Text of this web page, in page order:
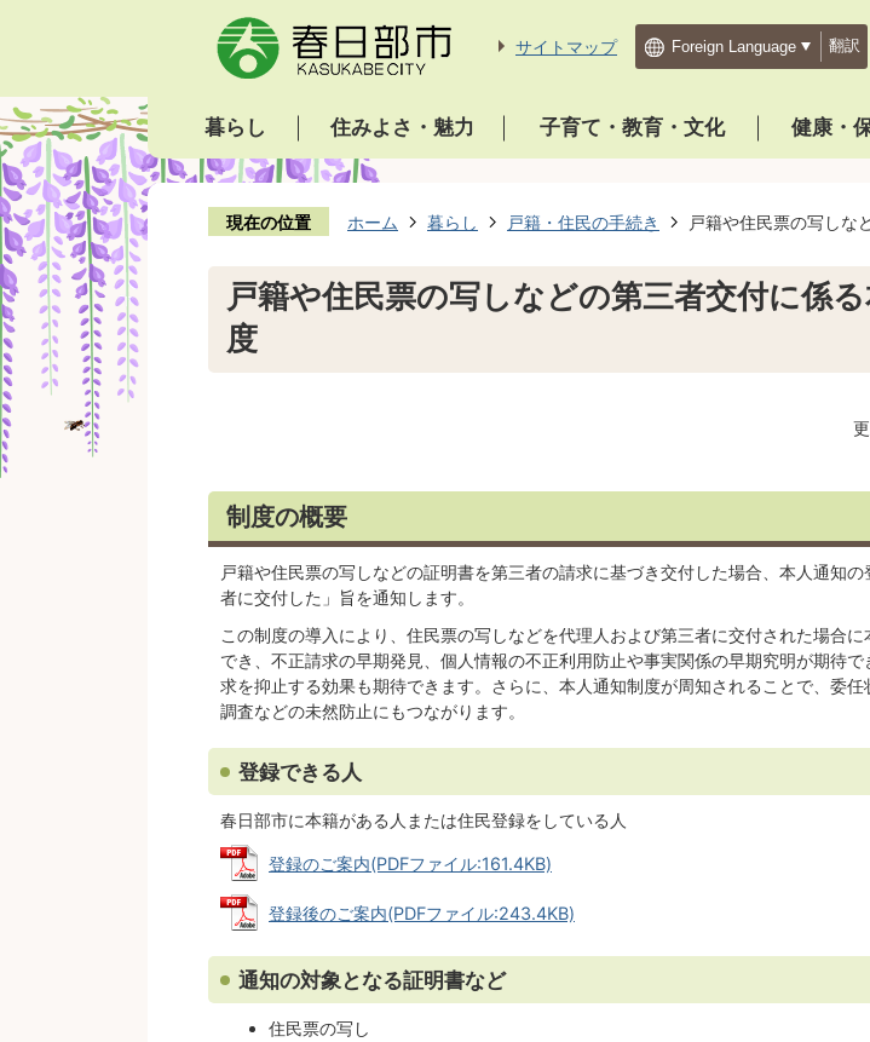
サイトマップ 翻訳
暮らし 住みよさ・魅力 子育て・教育・文化 健康・
現在の位置 ホーム 暮らし 戸籍・住民の手続き 戸籍や住民票の写しな
戸籍や住民票の写しなどの第三者交付に係る
度
制度の概要
戸籍や住民票の写しなどの証明書を第三者の請求に基づき交付した場合、本人通知
者に交付した」旨を通知します。
この制度の導入により、住民票の写しなどを代理人および第三者に交付された場合
でき、不正請求の早期発見、個人情報の不正利用防止や事実関係の早期究明が期待
求を抑止する効果も期待できます。さらに、本人通知制度が周知されることで、委
調査などの未然防止にもつながります。
登録できる人
春日部市に本籍がある人または住民登録をしている人
登録のご案内(PDFファイル:161.4KB)
登録後のご案内(PDFファイル:243.4KB)
通知の対象となる証明書など
住民票の写し